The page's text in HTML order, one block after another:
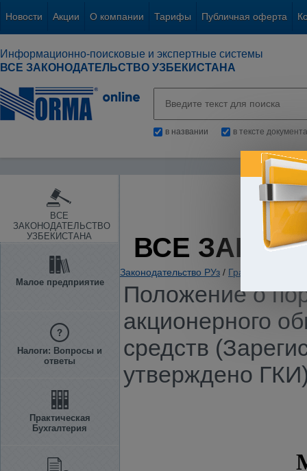
Новости Акции О компании Тарифы Публичная оферта
Информационно-поисковые и экспертные системы
ВСЕ ЗАКОНОДАТЕЛЬСТВО УЗБЕКИСТАНА
в названии в тексте документа
ВСЕ
ЗАКОНОДАТЕЛЬСТВО
УЗБЕКИСТАНА
Малое предприятие
Налоги: Вопросы и
ответы
Практическая
Бухгалтерия
ВСЕ
Законодательство РУз / Гражданское и
Положение о
акционерного
средств
утверждено